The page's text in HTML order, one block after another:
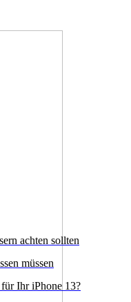
achten sollten
müssen
Ihr iPhone 13?